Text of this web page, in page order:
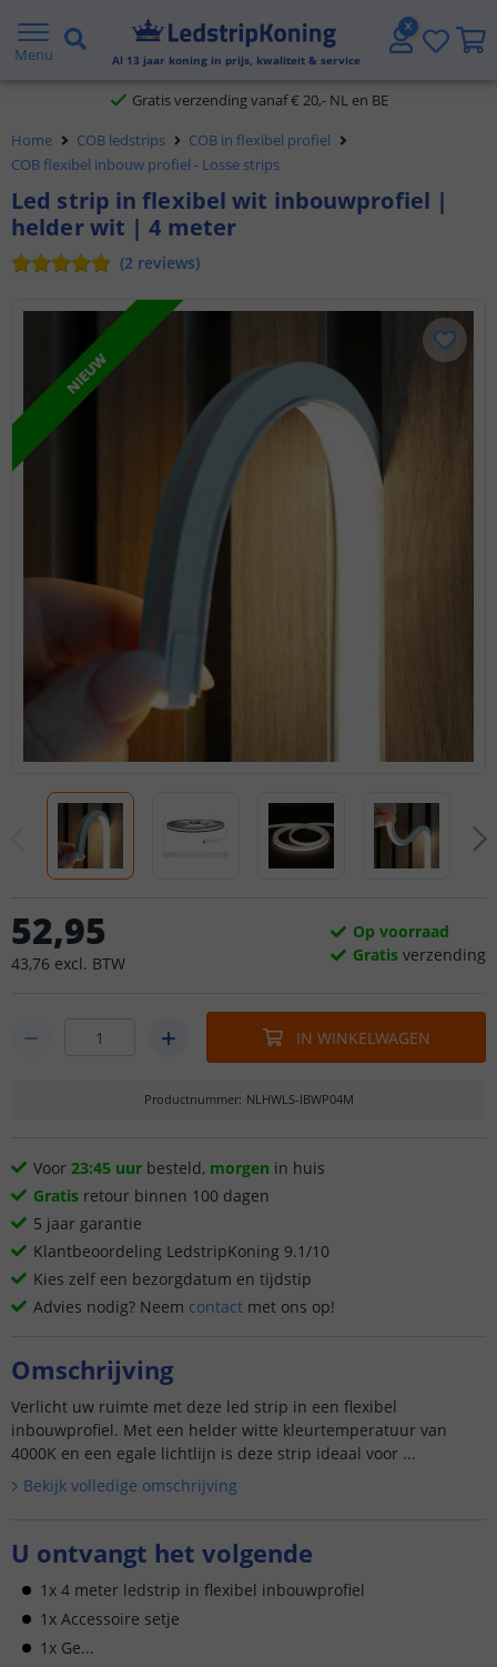
Menu Al 13 jaar koning in prijs, kwaliteit & service
5 jaar garantie
Gratis verzending vanaf € 20,- NL en BE
Klantbeoordeling 9.1
Voor 23:45 uur besteld, morgen in huis
Home COB ledstrips
COB in flexibel profiel
COB flexibel inbouw profiel - Losse strips
Led strip in flexibel wit inbouwprofiel |
helder wit | 4 meter
(2 reviews)
NIEUW
52,95
43,76 excl. BTW
Op voorraad
Gratis verzending
IN WINKELWAGEN
Productnummer: NLHWLS-IBWP04M
Voor 23:45 uur besteld, morgen in huis
Gratis retour binnen 100 dagen
5 jaar garantie
Klantbeoordeling LedstripKoning 9.1/10
Kies zelf een bezorgdatum en tijdstip
Advies nodig? Neem contact met ons op!
Omschrijving
Verlicht uw ruimte met deze led strip in een flexibel
inbouwprofiel. Met een helder witte kleurtemperatuur van
4000K en een egale lichtlijn is deze strip ideaal voor ...
Bekijk volledige omschrijving
U ontvangt het volgende
1x 4 meter ledstrip in flexibel inbouwprofiel
1x Accessoire setje
1x Ge...